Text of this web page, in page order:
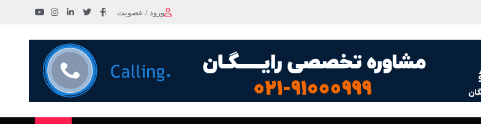
ورود / عضویت